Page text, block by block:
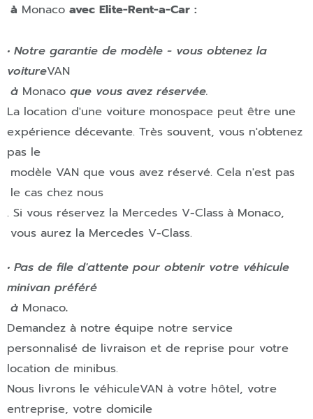
à Monaco avec Elite-Rent-a-Car :
• Notre garantie de modèle - vous obtenez la
voitureVAN
à Monaco que vous avez réservée.
La location d'une voiture monospace peut être une
expérience décevante. Très souvent, vous n'obtenez
pas le
modèle VAN que vous avez réservé. Cela n'est pas
le cas chez nous
. Si vous réservez la Mercedes V-Class à Monaco,
vous aurez la Mercedes V-Class.
• Pas de file d'attente pour obtenir votre véhicule
minivan préféré
à Monaco.
Demandez à notre équipe notre service
personnalisé de livraison et de reprise pour votre
location de minibus.
Nous livrons le véhiculeVAN à votre hôtel, votre
entreprise, votre domicile